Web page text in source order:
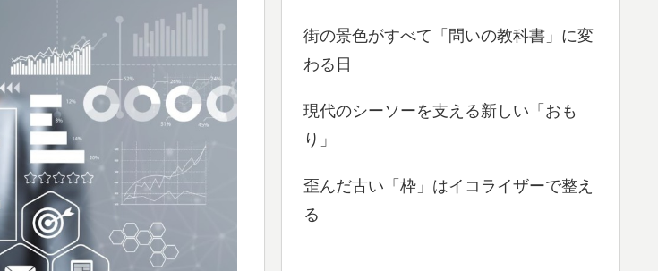
街の景色がすべて「問いの教科書」に変
わる日
現代のシーソーを支える新しい「おも
り」
歪んだ古い「枠」はイコライザーで整え
る